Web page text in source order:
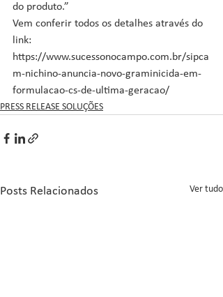
do produto.”
Vem conferir todos os detalhes através do
link:
https://www.sucessonocampo.com.br/sipca
m-nichino-anuncia-novo-graminicida-em-
formulacao-cs-de-ultima-geracao/
PRESS RELEASE SOLUÇÕES
Posts Relacionados Ver tudo